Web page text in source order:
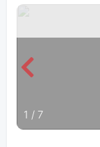
1 / 7